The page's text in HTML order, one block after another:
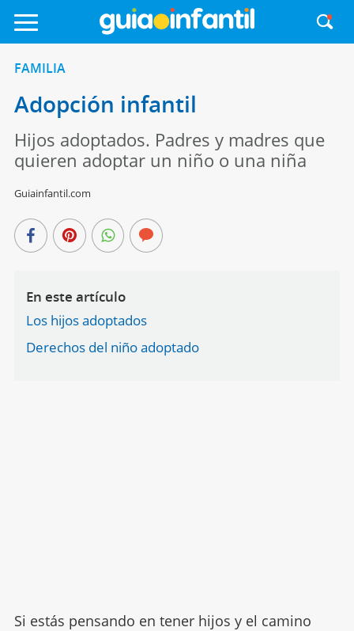
FAMILIA
Adopción infantil
Hijos adoptados. Padres y madres que
quieren adoptar un niño o una niña
Guiainfantil.com
En este artículo
Los hijos adoptados
Derechos del niño adoptado
Si estás pensando en tener hijos y el camino